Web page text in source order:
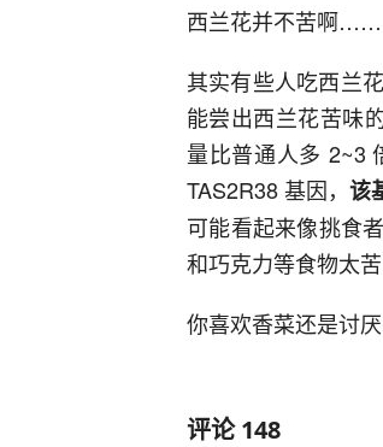
西兰花并不苦啊……
其实有些人吃西兰
能尝出西兰花苦味
量比普通人多 2~3
TAS2R38 基因，该
可能看起来像挑食
和巧克力等食物太苦
你喜欢香菜还是讨
评论148